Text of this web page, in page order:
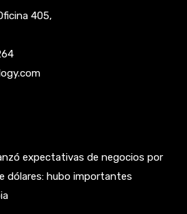
405,
expectativas de negocios por
dólares: hubo importantes